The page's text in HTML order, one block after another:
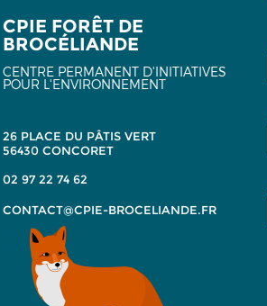
CPIE FORÊT DE
BROCÉLIANDE
CENTRE PERMANENT D'INITIATIVES
POUR L'ENVIRONNEMENT
26 PLACE DU PÂTIS VERT
56430 CONCORET
02 97 22 74 62
CONTACT@CPIE-BROCELIANDE.FR